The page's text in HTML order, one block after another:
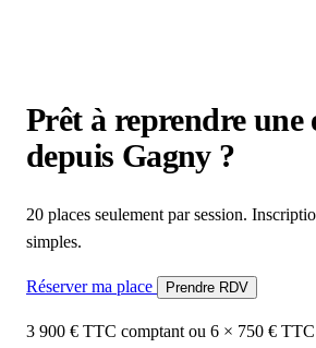
Prêt à reprendre une
depuis Gagny ?
20 places seulement par session.
simples.
Réserver ma place Prendre RDV
3 900 € TTC comptant ou 6 × 750 €